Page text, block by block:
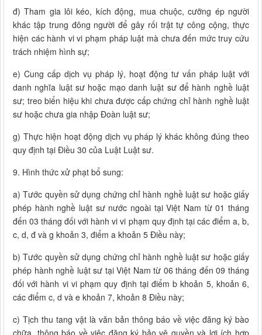
đ) Tham gia lôi kéo, kích động, mua chuộc, cưỡng ép người
khác tập trung đông người để gây rối trật tự công cộng, thực
hiện các hành vi vi phạm pháp luật mà chưa đến mức truy cứu
trách nhiệm hình sự;
e) Cung cấp dịch vụ pháp lý, hoạt động tư vấn pháp luật với
danh nghĩa luật sư hoặc mạo danh luật sư để hành nghề luật
sư; treo biển hiệu khi chưa được cấp chứng chỉ hành nghề luật
sư hoặc chưa gia nhập Đoàn luật sư;
g) Thực hiện hoạt động dịch vụ pháp lý khác không đúng theo
quy định tại Điều 30 của Luật Luật sư.
9. Hình thức xử phạt bổ sung:
a) Tước quyền sử dụng chứng chỉ hành nghề luật sư hoặc giấy
phép hành nghề luật sư nước ngoài tại Việt Nam từ 01 tháng
đến 03 tháng đối với hành vi vi phạm quy định tại các điểm a, b,
c, d, đ và g khoản 3, điểm a khoản 5 Điều này;
b) Tước quyền sử dụng chứng chỉ hành nghề luật sư hoặc giấy
phép hành nghề luật sư tại Việt Nam từ 06 tháng đến 09 tháng
đối với hành vi vi phạm quy định tại điểm b khoản 5, khoản 6,
các điểm c, d và e khoản 7, khoản 8 Điều này;
c) Tịch thu tang vật là văn bản thông báo về việc đăng ký bào